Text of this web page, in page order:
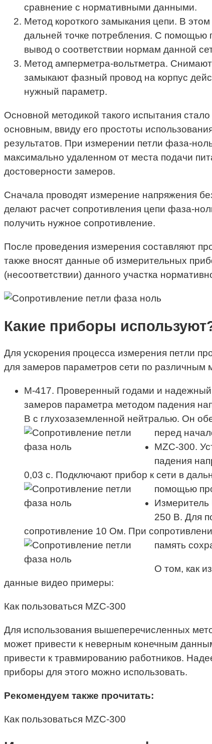
сравнение с нормативными данными.
Метод короткого замыкания цепи. В
дальней точке потребления. С помощью
вывод о соответствии нормам данной
Метод амперметра-вольтметра.
замыкают фазный провод на корпус
нужный параметр.
Основной методикой такого испытания
основным, ввиду его простоты
результатов. При измерении петли фаза-
максимально удаленном от места подачи
достоверности замеров.
Сначала проводят измерение напряжения
делают расчет сопротивления цепи фаза-
получить нужное сопротивление.
После проведения измерения составляют
также вносят данные об измерительных
(несоответствии) данного участка
Какие приборы
Для ускорения процесса измерения петли
для замеров параметров сети по
М-417. Проверенный годами и надежный
замеров параметра методом падения
В с глухозаземленной нейтралью. Он
перед
MZC-300.
падения
0,03 с. Подключают прибор к сети в
помощью
250 В. Для
сопротивление 10 Ом. При
память
О том, как
данные видео примеры:
Как пользоваться MZC-300
Для использования вышеперечисленных
может привести к неверным конечным
привести к травмированию работников.
приборы для этого можно использовать.
Рекомендуем также прочитать:
Как пользоваться MZC-300